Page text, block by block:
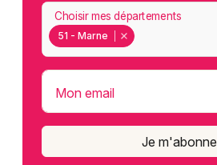
51 - Marne
Choisir mes départements
Mon email
Je m'abonne